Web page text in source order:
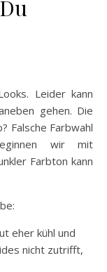
Leider kann
gehen. Die
Falsche Farbwahl
wir mit
Farbton kann
eher kühl und
nicht zutrifft,